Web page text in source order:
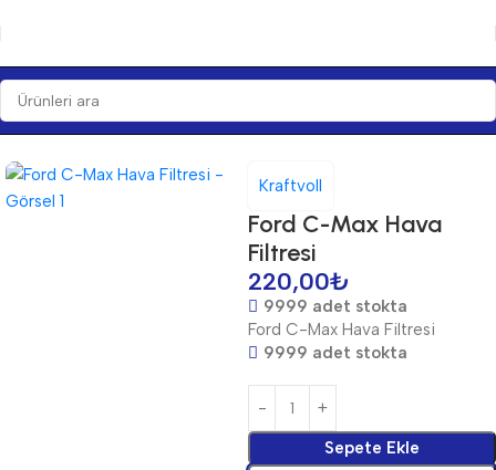
Ana Sayfa Bakım Ürünleri Filtre Hava Filtreleri
Kraftvoll
Ford C-Max Hava
Filtresi
220,00₺
9999 adet stokta
Ford C-Max Hava Filtresi
9999 adet stokta
Sepete Ekle